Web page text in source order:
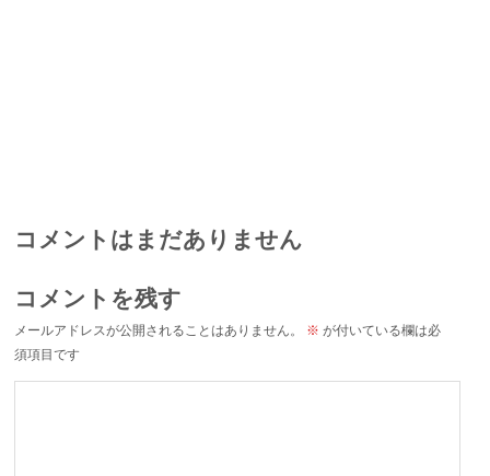
コメントはまだありません
コメントを残す
メールアドレスが公開されることはありません。 ※ が付いている欄は必
須項目です